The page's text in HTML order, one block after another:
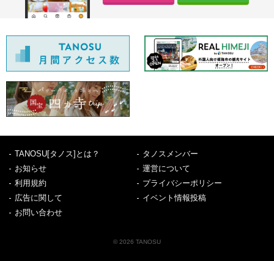
TANOSU[タノス]とは？
タノスメンバー
お知らせ
運営について
利用規約
プライバシーポリシー
広告に関して
イベント情報投稿
お問い合わせ
© 2026 TANOSU